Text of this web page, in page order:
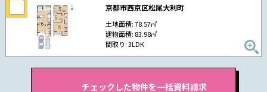
京都市西京区松尾大利町
土地面積: 78.57㎡
建物面積: 83.98㎡
間取り: 3LDK